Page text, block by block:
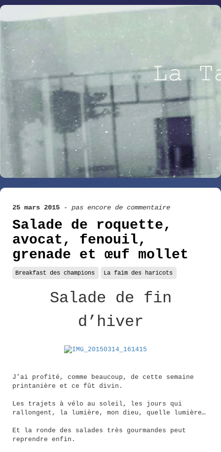
25 mars 2015 - pas encore de commentaire
Salade de roquette,
avocat, fenouil,
grenade et œuf mollet
Breakfast des champions La faim des haricots
Salade de fin
d’hiver
J’ai profité, comme beaucoup, de cette semaine
printanière et ce fût divin.
Les trajets à vélo au soleil, les jours qui
rallongent, la lumière, mon dieu, quelle lumière…
Et la ronde des salades très gourmandes peut
reprendre enfin.